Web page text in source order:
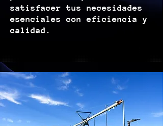
satisfacer tus necesidades
esenciales con eficiencia y
calidad.